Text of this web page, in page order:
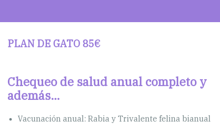
PLAN DE GATO 85€
Chequeo de salud anual completo y
además…
Vacunación anual: Rabia y Trivalente felina bianual